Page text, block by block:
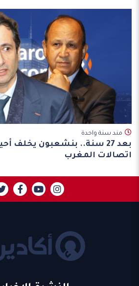
مند سنة واحدة
بعد 27 سنة.. بنشعبون يخلف
اتصالات المغرب